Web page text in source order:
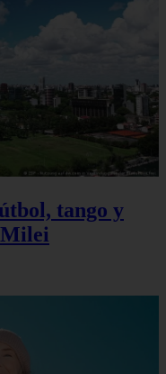
tango y
Milei